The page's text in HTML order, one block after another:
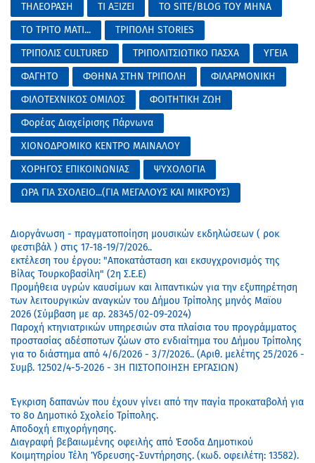
ΤΗΛΕΟΡΑΣΗ
ΤΙ ΑΞΙΖΕΙ
ΤΟ SITE/BLOG ΤΟΥ ΜΗΝΑ
ΤΟ ΤΡΙΤΟ ΜΑΤΙ...
ΤΡΙΠΟΛΗ STORIES
ΤΡΙΠΟΛΙΣ CULTURED
ΤΡΙΠΟΛΙΤΣΙΩΤΙΚΟ ΠΑΣΧΑ
ΥΓΕΙΑ
ΦΑΓΗΤΟ
ΦΘΗΝΑ ΣΤΗΝ ΤΡΙΠΟΛΗ
ΦΙΛΑΡΜΟΝΙΚΗ
ΦΙΛΟΤΕΧΝΙΚΟΣ ΟΜΙΛΟΣ
ΦΟΙΤΗΤΙΚΗ ΖΩΗ
Φορέας Διαχείρισης Πάρνωνα
ΧΙΟΝΟΔΡΟΜΙΚΟ ΚΕΝΤΡΟ ΜΑΙΝΑΛΟΥ
ΧΟΡΗΓΟΣ ΕΠΙΚΟΙΝΩΝΙΑΣ
ΨΥΧΟΛΟΓΙΑ
ΩΡΑ ΓΙΑ ΣΧΟΛΕΙΟ...(ΓΙΑ ΜΕΓΑΛΟΥΣ ΚΑΙ ΜΙΚΡΟΥΣ)
Διοργάνωση - πραγματοποίηση μουσικών εκδηλώσεων ( ροκ
φεστιβάλ ) στις 17-18-19/7/2026..
εκτέλεση του έργου: "Αποκατάσταση και εκσυγχρονισμός της
Βίλας Τουρκοβασίλη" (2η Σ.Ε.Ε)
Προμήθεια υγρών καυσίμων και λιπαντικών για την εξυπηρέτηση
των λειτουργικών αναγκών του Δήμου Τρίπολης μηνός Μαϊου
2026 (Σύμβαση με αρ. 28345/02-09-2024)
Παροχή κτηνιατρικών υπηρεσιών στα πλαίσια του προγράμματος
προστασίας αδέσποτων ζώων στο ενδιαίτημα του Δήμου Τρίπολης
για το διάστημα από 4/6/2026 - 3/7/2026.. (Αριθ. μελέτης 25/2026 -
Συμβ. 12502/4-5-2026 - 3Η ΠΙΣΤΟΠΟΙΗΣΗ ΕΡΓΑΣΙΩΝ)
Έγκριση δαπανών που έχουν γίνει από την παγία προκαταβολή για
το 8ο Δημοτικό Σχολείο Τρίπολης.
Αποδοχή επιχορήγησης.
Διαγραφή βεβαιωμένης οφειλής από Έσοδα Δημοτικού
Κοιμητηρίου Τέλη Ύδρευσης-Συντήρησης. (κωδ. οφειλέτη: 13582).